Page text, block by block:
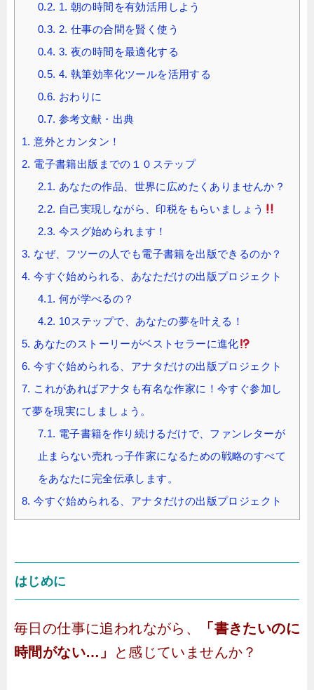
0.2. 1. 朝の時間を有効活用しよう
0.3. 2. 仕事の合間を賢く使う
0.4. 3. 夜の時間を最適化する
0.5. 4. 執筆効率化ツールを活用する
0.6. おわりに
0.7. 参考文献・出典
1. 意外とカンタン！
2. 電子書籍出版までの１０ステップ
2.1. あなたの作品、世界に広めたくありませんか？
2.2. 自己実現しながら、印税をもらいましょう
2.3. 今スグ始められます！
3. なぜ、フツーの人でも電子書籍を出版できるのか？
4. 今すぐ始められる、あなただけの出版プロジェクト
4.1. 何が学べるの？
4.2. 10ステップで、あなたの夢を叶える！
5. あなたのストーリーがベストセラーに進化
6. 今すぐ始められる、アナタだけの出版プロジェクト
7. これがあればアナタも有名な作家に！今すぐ参加し
て夢を現実にしましょう。
7.1. 電子書籍を作り続けるだけで、ファンレターが
止まらない売れっ子作家になるための戦略のすべて
をあなたに完全伝承します。
8. 今すぐ始められる、アナタだけの出版プロジェクト
はじめに
毎日の仕事に追われながら、
「書きたいのに
時間がない…」
と感じていませんか？